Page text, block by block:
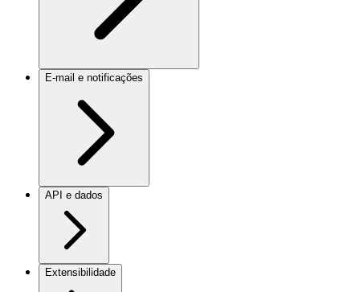
E-mail e notificações
API e dados
Extensibilidade